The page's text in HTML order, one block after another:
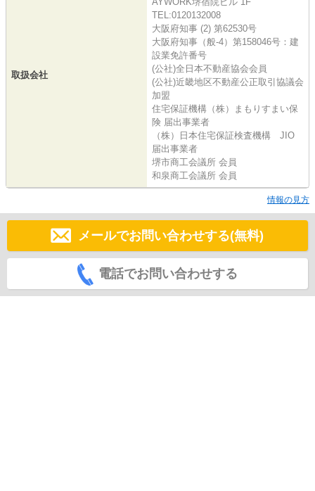
取扱会社
TEL:0120132008
大阪府知事 (2) 第62530号
大阪府知事（般-4）第158046号：建
設業免許番号
(公社)全日本不動産協会会員
(公社)近畿地区不動産公正取引協議会
加盟
住宅保証機構（株）まもりすまい保
険 届出事業者
（株）日本住宅保証検査機構 JIO
届出事業者
堺市商工会議所 会員
和泉商工会議所 会員
情報の見方
メールでお問い合わせする(無料)
電話でお問い合わせする